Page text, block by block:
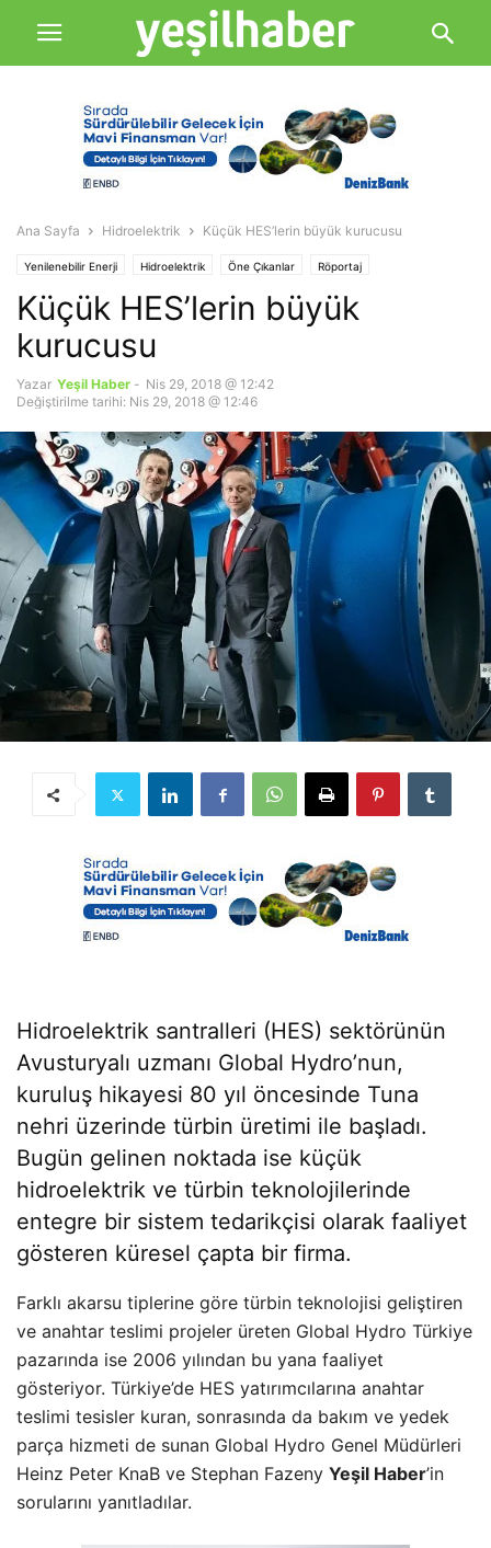
Ana Sayfa Hidroelektrik Küçük HES’lerin büyük kurucusu
Yenilenebilir Enerji Hidroelektrik Öne Çıkanlar Röportaj
Küçük HES’lerin büyük
kurucusu
Yazar Yeşil Haber - Nis 29, 2018 @ 12:42
Değiştirilme tarihi: Nis 29, 2018 @ 12:46
Hidroelektrik santralleri (HES) sektörünün
Avusturyalı uzmanı Global Hydro’nun,
kuruluş hikayesi 80 yıl öncesinde Tuna
nehri üzerinde türbin üretimi ile başladı.
Bugün gelinen noktada ise küçük
hidroelektrik ve türbin teknolojilerinde
entegre bir sistem tedarikçisi olarak faaliyet
gösteren küresel çapta bir firma.
Farklı akarsu tiplerine göre türbin teknolojisi geliştiren
ve anahtar teslimi projeler üreten Global Hydro Türkiye
pazarında ise 2006 yılından bu yana faaliyet
gösteriyor. Türkiye’de HES yatırımcılarına anahtar
teslimi tesisler kuran, sonrasında da bakım ve yedek
parça hizmeti de sunan Global Hydro Genel Müdürleri
Heinz Peter KnaB ve Stephan Fazeny Yeşil Haber’in
sorularını yanıtladılar.